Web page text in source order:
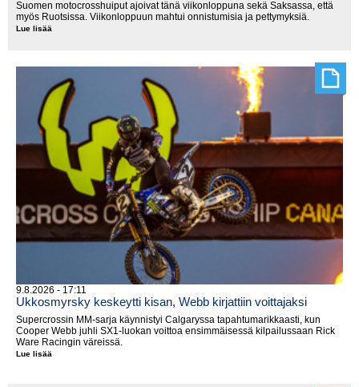
Suomen motocrosshuiput ajoivat tänä viikonloppuna sekä Saksassa, että
myös Ruotsissa. Viikonloppuun mahtui onnistumisia ja pettymyksiä.
Lue lisää
9.8.2026 - 17:11
Ukkosmyrsky keskeytti kisan, Webb kirjattiin voittajaksi
Supercrossin MM-sarja käynnistyi Calgaryssa tapahtumarikkaasti, kun
Cooper Webb juhli SX1-luokan voittoa ensimmäisessä kilpailussaan Rick
Ware Racingin väreissä.
Lue lisää